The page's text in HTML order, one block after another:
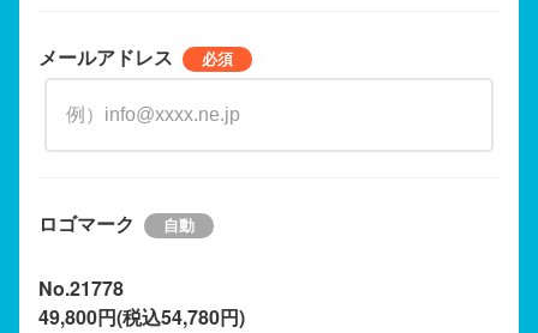
メールアドレス
ロゴマーク
No.21778
49,800円(税込54,780円)